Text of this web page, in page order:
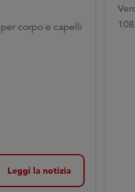
corpo e capelli
Leggi la notizia